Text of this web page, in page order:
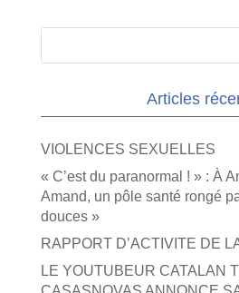
Articles
VIOLENCES SEXUELLES
« C’est du paranormal ! » : À
Amand, un pôle santé rongé
douces »
RAPPORT D’ACTIVITE DE
LE YOUTUBEUR CATALAN